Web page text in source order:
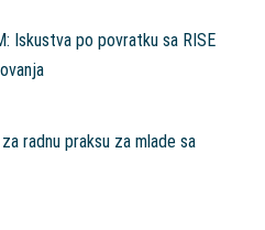
Iskustva po povratku sa RISE
radnu praksu za mlade sa